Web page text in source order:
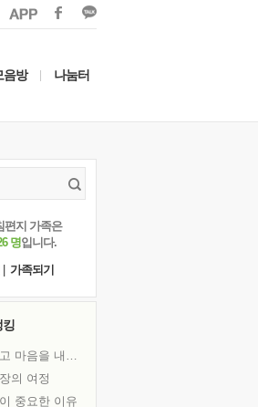
음방 나눔터
편지 가족은
명입니다.
가족되기
킹
의 여정
중요한 이유